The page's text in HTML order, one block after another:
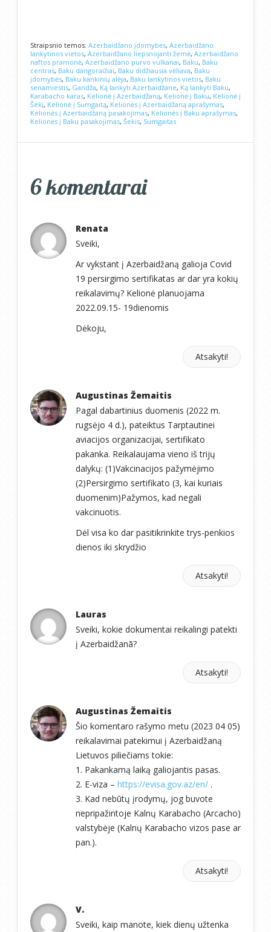
Straipsnio temos: Azerbaidžano įdomybės, Azerbaidžano
lankytinos vietos, Azerbaidžano liepsnojanti žemė, Azerbaidžano
naftos pramonė, Azerbaidžano purvo vulkanai, Baku, Baku
centras, Baku dangoraižiai, Baku didžiausia vėliava, Baku
įdomybės, Baku kankinių alėja, Baku lankytinos vietos, Baku
senamiestis, Gandža, Ką lankyti Azerbaidžane, Ką lankyti Baku,
Karabacho karas, Kelionė į Azerbaidžaną, Kelionė į Baku, Kelionė į
Šekį, Kelionė į Sumgaitą, Kelionės į Azerbaidžaną aprašymas,
Kelionės į Azerbaidžaną pasakojimas, Kelionės į Baku aprašymas,
Kelionės į Baku pasakojimas, Šekis, Sumgaitas
6 komentarai
Renata
Sveiki,
Ar vykstant į Azerbaidžaną galioja Covid
19 persirgimo sertifikatas ar dar yra kokių
reikalavimų? Kelionė planuojama
2022.09.15- 19dienomis
Dėkoju,
Atsakyti!
Augustinas Žemaitis
Pagal dabartinius duomenis (2022 m.
rugsėjo 4 d.), pateiktus Tarptautinei
aviacijos organizacijai, sertifikato
pakanka. Reikalaujama vieno iš trijų
dalykų: (1)Vakcinacijos pažymėjimo
(2)Persirgimo sertifikato (3, kai kuriais
duomenim)Pažymos, kad negali
vakcinuotis.
Dėl visa ko dar pasitikrinkite trys-penkios
dienos iki skrydžio
Atsakyti!
Lauras
Sveiki, kokie dokumentai reikalingi patekti
į Azerbaidžanã?
Atsakyti!
Augustinas Žemaitis
Šio komentaro rašymo metu (2023 04 05)
reikalavimai patekimui į Azerbaidžaną
Lietuvos piliečiams tokie:
1. Pakankamą laiką galiojantis pasas.
2. E-viza – https://evisa.gov.az/en/ .
3. Kad nebūtų įrodymų, jog buvote
nepripažintoje Kalnų Karabacho (Arcacho)
valstybėje (Kalnų Karabacho vizos pase ar
pan.).
Atsakyti!
V.
Sveiki, kaip manote, kiek dienų užtenka